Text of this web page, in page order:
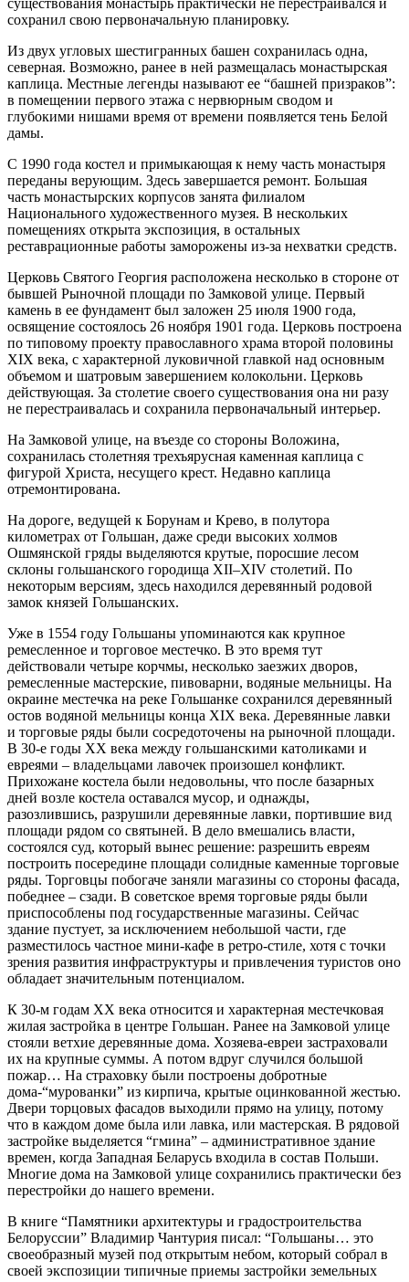
сохранил свою первоначальную планировку.
Из двух угловых шестигранных башен сохранилась одна,
северная. Возможно, ранее в ней размещалась монастырская
каплица. Местные легенды называют ее “башней призраков”:
в помещении первого этажа с нервюрным сводом и
глубокими нишами время от времени появляется тень Белой
дамы.
С 1990 года костел и примыкающая к нему часть монастыря
переданы верующим. Здесь завершается ремонт. Большая
часть монастырских корпусов занята филиалом
Национального художественного музея. В нескольких
помещениях открыта экспозиция, в остальных
реставрационные работы заморожены из-за нехватки средств.
Церковь Святого Георгия расположена несколько в стороне от
бывшей Рыночной площади по Замковой улице. Первый
камень в ее фундамент был заложен 25 июля 1900 года,
освящение состоялось 26 ноября 1901 года. Церковь построена
по типовому проекту православного храма второй половины
XIX века, с характерной луковичной главкой над основным
объемом и шатровым завершением колокольни. Церковь
действующая. За столетие своего существования она ни разу
не перестраивалась и сохранила первоначальный интерьер.
На Замковой улице, на въезде со стороны Воложина,
сохранилась столетняя трехъярусная каменная каплица с
фигурой Христа, несущего крест. Недавно каплица
отремонтирована.
На дороге, ведущей к Борунам и Крево, в полутора
километрах от Гольшан, даже среди высоких холмов
Ошмянской гряды выделяются крутые, поросшие лесом
склоны гольшанского городища XII–XIV столетий. По
некоторым версиям, здесь находился деревянный родовой
замок князей Гольшанских.
Уже в 1554 году Гольшаны упоминаются как крупное
ремесленное и торговое местечко. В это время тут
действовали четыре корчмы, несколько заезжих дворов,
ремесленные мастерские, пивоварни, водяные мельницы. На
окраине местечка на реке Гольшанке сохранился деревянный
остов водяной мельницы конца XIX века. Деревянные лавки
и торговые ряды были сосредоточены на рыночной площади.
В 30-е годы XX века между гольшанскими католиками и
евреями – владельцами лавочек произошел конфликт.
Прихожане костела были недовольны, что после базарных
дней возле костела оставался мусор, и однажды,
разозлившись, разрушили деревянные лавки, портившие вид
площади рядом со святыней. В дело вмешались власти,
состоялся суд, который вынес решение: разрешить евреям
построить посередине площади солидные каменные торговые
ряды. Торговцы побогаче заняли магазины со стороны фасада,
победнее – сзади. В советское время торговые ряды были
приспособлены под государственные магазины. Сейчас
здание пустует, за исключением небольшой части, где
разместилось частное мини-кафе в ретро-стиле, хотя с точки
зрения развития инфраструктуры и привлечения туристов оно
обладает значительным потенциалом.
К 30-м годам XX века относится и характерная местечковая
жилая застройка в центре Гольшан. Ранее на Замковой улице
стояли ветхие деревянные дома. Хозяева-евреи застраховали
их на крупные суммы. А потом вдруг случился большой
пожар… На страховку были построены добротные
дома-“мурованки” из кирпича, крытые оцинкованной жестью.
Двери торцовых фасадов выходили прямо на улицу, потому
что в каждом доме была или лавка, или мастерская. В рядовой
застройке выделяется “гмина” – административное здание
времен, когда Западная Беларусь входила в состав Польши.
Многие дома на Замковой улице сохранились практически без
перестройки до нашего времени.
В книге “Памятники архитектуры и градостроительства
Белоруссии” Владимир Чантурия писал: “Гольшаны… это
своеобразный музей под открытым небом, который собрал в
своей экспозиции типичные приемы застройки земельных